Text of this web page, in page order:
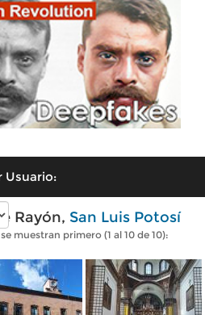
Usuario:
Rayón, San Luis Potosí
muestran primero (1 al 10 de 10):